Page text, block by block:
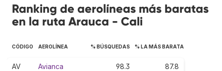
Ranking de aerolíneas más baratas
en la ruta Arauca - Cali
CÓDIGO AEROLÍNEA % BÚSQUEDAS % LA MÁS BARATA
AV Avianca 98.3 87.8